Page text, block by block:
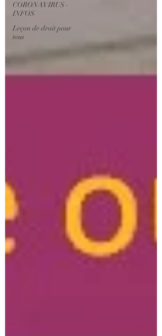
CORONAVIRUS -
INFOS
Leçon de droit pour
tous